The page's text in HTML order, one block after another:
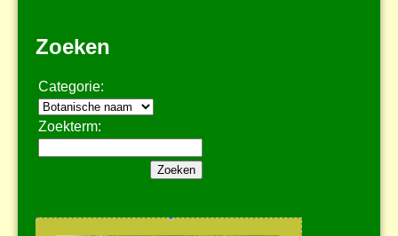
Zoeken
Categorie:
Zoekterm: